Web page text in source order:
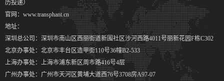
历投递）
官网：www.transphant.cn
地址：
深圳总公司：深圳市南山区西丽街道新围社区沙河西路4011号丽新花园F栋C302
北京办事处：北京市丰台区造甲街110号36幢B2-533
上海办事处：上海市浦东新区周市路416号4层
广州办事处：广州市天河区黄埔大道西76号3708房A97-07